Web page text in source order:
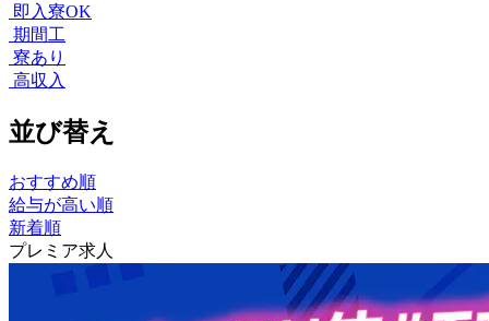
即入寮OK
期間工
寮あり
高収入
並び替え
おすすめ順
給与が高い順
新着順
プレミア求人